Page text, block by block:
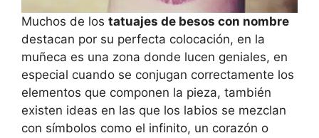
Muchos de los tatuajes de besos con nombre
destacan por su perfecta colocación, en la
muñeca es una zona donde lucen geniales, en
especial cuando se conjugan correctamente los
elementos que componen la pieza, también
existen ideas en las que los labios se mezclan
con símbolos como el infinito, un corazón o